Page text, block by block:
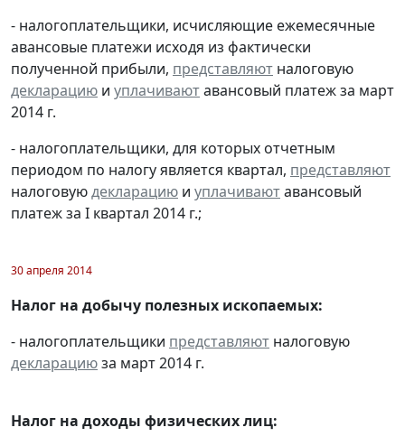
- налогоплательщики, исчисляющие ежемесячные
авансовые платежи исходя из фактически
полученной прибыли, представляют налоговую
декларацию и уплачиваютавансовый платеж за март
2014 г.
- налогоплательщики, для которых отчетным
периодом по налогу является квартал, представляют
налоговуюдекларацию и уплачиваютавансовый
платеж за I квартал 2014 г.;
30 апреля 2014
Налог на добычу полезных ископаемых:
- налогоплательщики представляют налоговую
декларациюза март 2014 г.
Налог на доходы физических лиц: